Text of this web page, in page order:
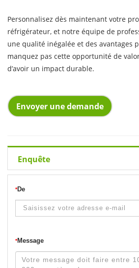
Personnalisez dès maintenant votre
réfrigérateur, et notre équipe de
une qualité inégalée et des avantages
manquez pas cette opportunité de
d’avoir un impact durable.
Envoyer une demande
Enquête
*De
*Message